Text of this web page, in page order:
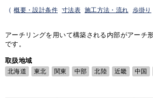
（ 概要・設計条件 寸法表 施工方法・流れ 歩掛り
アーチリングを用いて構築される内部がアーチ
です。
取扱地域
北海道 東北 関東 中部 北陸 近畿 中国